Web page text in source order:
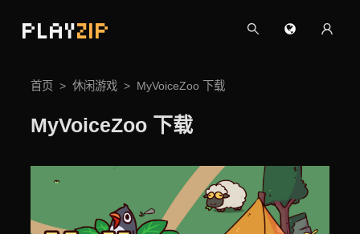
PLAYZIP
首页 休闲游戏 MyVoiceZoo 下载
MyVoiceZoo 下载